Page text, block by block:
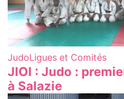
JudoLigues et Comités
JIOI : Judo :
à Salazie